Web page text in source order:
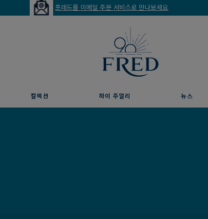
프레드를 이메일 주문 서비스로 만나보세요
컬렉션 하이 주얼리 뉴스